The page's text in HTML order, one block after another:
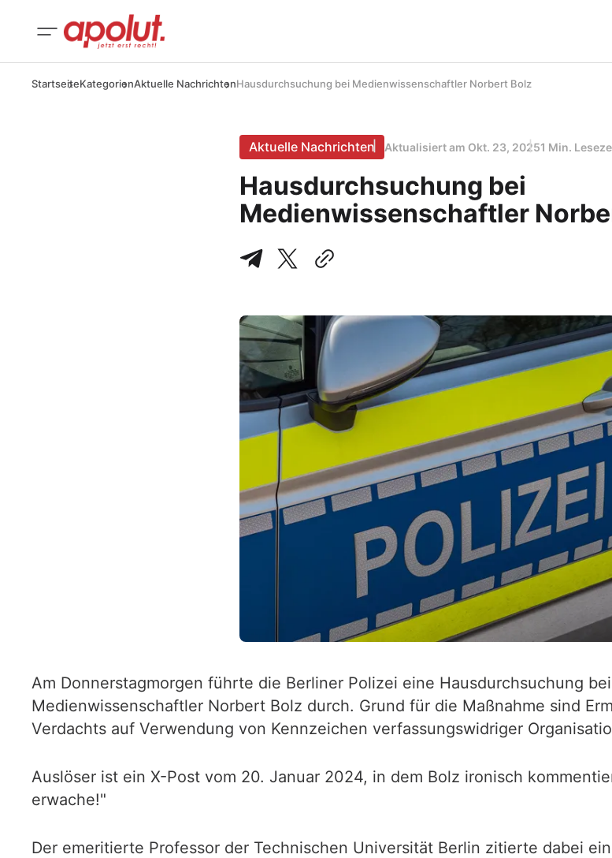
StartseiteKategorienAktuelle NachrichtenHausdurchsuchung bei Medienwissenschaftler Norbert Bolz
Aktuelle Nachrichten Aktualisiert am Okt. 23, 20251 Min.
Hausdurchsuchung bei
Medienwissenschaftler
Am Donnerstagmorgen führte die Berliner Polizei eine Hausdurchsuchung
Medienwissenschaftler Norbert Bolz durch. Grund für die Maßnahme sind
Verdachts auf Verwendung von Kennzeichen verfassungswidriger
Auslöser ist ein X-Post vom 20. Januar 2024, in dem Bolz ironisch
erwache!"
Der emeritierte Professor der Technischen Universität Berlin zitierte dabei